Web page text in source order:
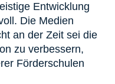
Entwicklung
Die Medien
an der Zeit sei die
zu verbessern,
Förderschulen